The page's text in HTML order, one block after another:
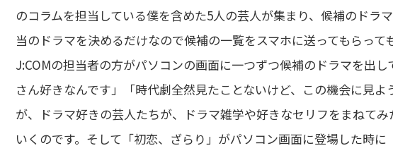
のコラムを担当している僕を含めた5人の芸人が集まり、候補のドラ
当のドラマを決めるだけなので候補の一覧をスマホに送ってもらっ
J:COMの担当者の方がパソコンの画面に一つずつ候補のドラマを出
さん好きなんです」「時代劇全然見たことないけど、この機会に見
が、ドラマ好きの芸人たちが、ドラマ雑学や好きなセリフをまねて
いくのです。そして「初恋、ざらり」がパソコン画面に登場した時